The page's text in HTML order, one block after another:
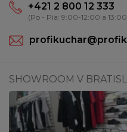
+421 2 800 12 333
(Po - Pia: 9:00-12:00 a
SHOWROOM V